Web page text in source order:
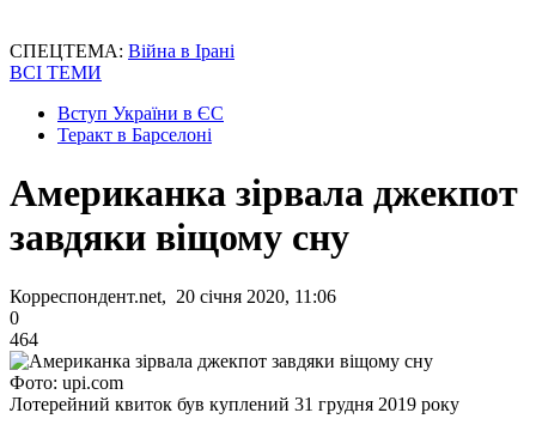
СПЕЦТЕМА: Війна в Ірані
ВСІ ТЕМИ
Вступ України в ЄС
Теракт в Барселоні
Американка зірвала джекпот
завдяки віщому сну
Корреспондент.net, 20 січня 2020, 11:06
0
464
Фото: upi.com
Лотерейний квиток був куплений 31 грудня 2019 року